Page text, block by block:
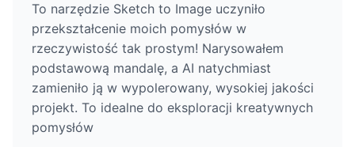
To narzędzie Sketch to Image uczyniło
przekształcenie moich pomysłów w
rzeczywistość tak prostym! Narysowałem
podstawową mandalę, a AI natychmiast
zamieniło ją w wypolerowany, wysokiej jakości
projekt. To idealne do eksploracji kreatywnych
pomysłów